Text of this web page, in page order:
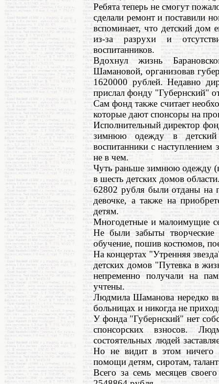
Ребята теперь не смогут
сделали ремонт и поставили
вспоминает, что детский дом
из-за разрухи и
воспитанников.
Вдохнул жизнь
Шамановой, организовав
1620000 рублей. Недавно
прислал фонду "Губернский"
Сам фонд также считает
которые дают спонсоры на
Исполнительный директор
зимнюю одежду в
воспитанники с
не в чем.
Чуть раньше зимнюю одежду
в шесть детских домов
62802 рубля были отданы на
девочке, а также на
детям.
Многодетные и малоимущие
Не были забыты творческие
обучение, пошив костюмов,
На концертах "Утренняя
детских домов "Путевка в
непременно получали на
учтены.
Людмила Шаманова нередко
больницах и никогда не
У фонда "Губернский" нет
спонсорских взносов.
состоятельных людей
Но не видит в этом ничего
помощи детям, сиротам,
Всего за семь месяцев